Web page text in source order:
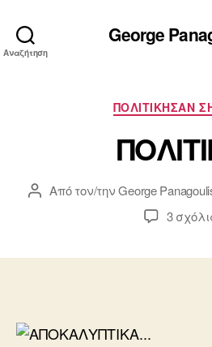
Αναζήτηση
George
ΠΟΛΙΤΙΚΗΣΑΝ
Συντάκτης
Από τον/τηνGeorge
3